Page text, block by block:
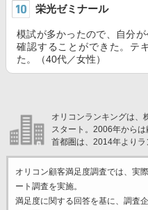
栄光ゼミナール
模試が多かったので、自分
確認することができた。テ
た。（40代／女性）
オリコンランキングは、
スタート。2006年から
首都圏は、2014年よりラ
オリコン顧客満足度調査では、実
ート調査を実施。
満足度に関する回答を基に、調査